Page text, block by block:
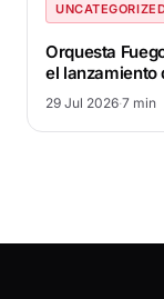
Orquesta
el lanzamiento
29 Jul 2026·7 min